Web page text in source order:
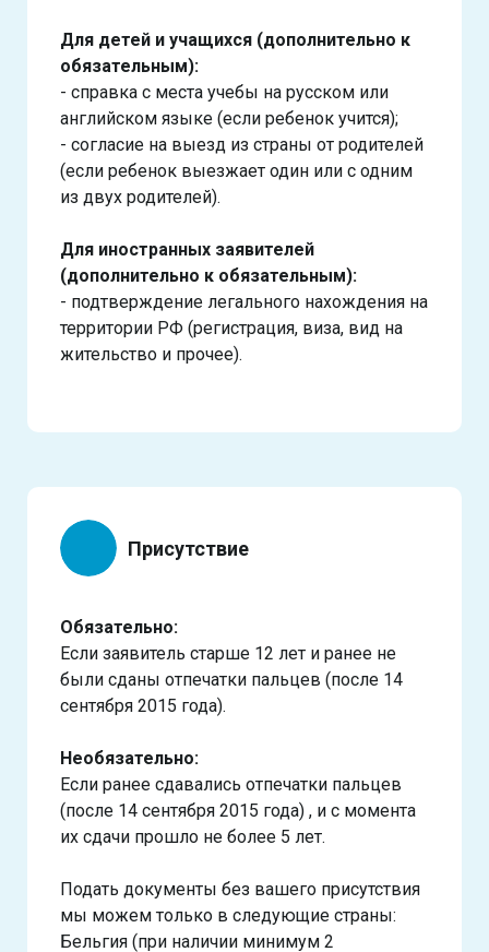
Для детей и учащихся (дополнительно к
обязательным):
- справка с места учебы на русском или
английском языке (если ребенок учится);
- согласие на выезд из страны от родителей
(если ребенок выезжает один или с одним
из двух родителей).
Для иностранных заявителей
(дополнительно к обязательным):
- подтверждение легального нахождения на
территории РФ (регистрация, виза, вид на
жительство и прочее).
Присутствие
Обязательно:
Если заявитель старше 12 лет и ранее не
были сданы отпечатки пальцев (после 14
сентября 2015 года).
Необязательно:
Если ранее сдавались отпечатки пальцев
(после 14 сентября 2015 года) , и с момента
их сдачи прошло не более 5 лет.
Подать документы без вашего присутствия
мы можем только в следующие страны:
Бельгия (при наличии минимум 2